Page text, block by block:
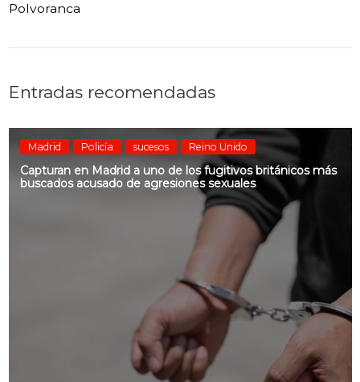
Polvoranca
Entradas recomendadas
Madrid Policía sucesos Reino Unido
Capturan en Madrid a uno de los fugitivos británicos más
buscados acusado de agresiones sexuales